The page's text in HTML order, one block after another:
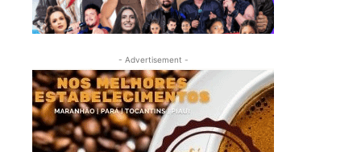
- Advertisement -